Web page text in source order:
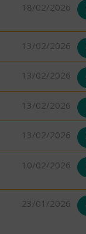
18/02/2026
13/02/2026
13/02/2026
13/02/2026
13/02/2026
10/02/2026
23/01/2026